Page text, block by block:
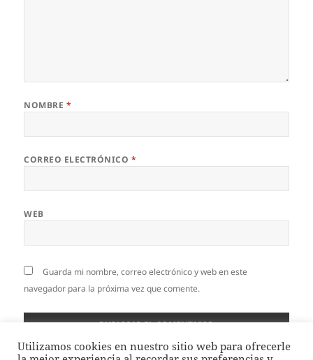
NOMBRE *
CORREO ELECTRÓNICO *
WEB
Guarda mi nombre, correo electrónico y web en este
navegador para la próxima vez que comente.
Utilizamos cookies en nuestro sitio web para ofrecerle